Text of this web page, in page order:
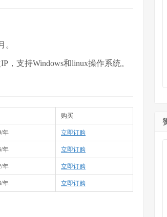
。
支持Windows和linux操作系统。
购买
年 立即订购
年 立即订购
年 立即订购
年 立即订购